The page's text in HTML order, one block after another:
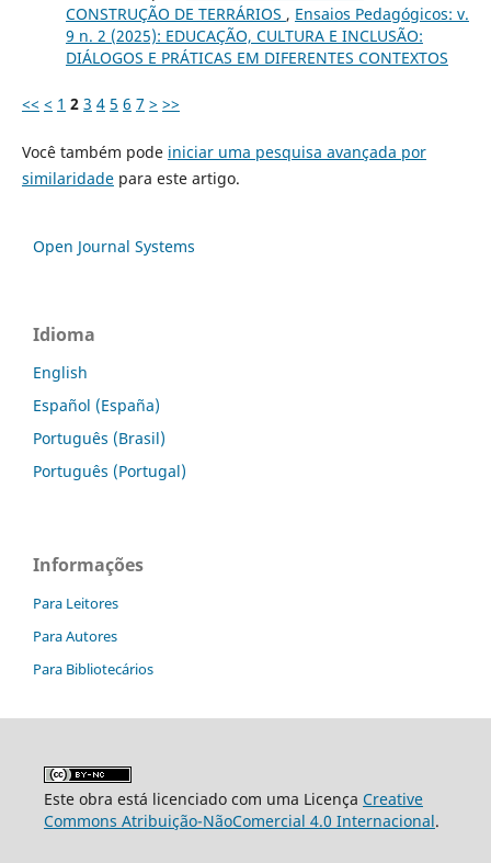
CONSTRUÇÃO DE TERRÁRIOS , Ensaios Pedagógicos: v.
9 n. 2 (2025): EDUCAÇÃO, CULTURA E INCLUSÃO:
DIÁLOGOS E PRÁTICAS EM DIFERENTES CONTEXTOS
<< < 1 2 3 4 5 6 7 > >>
Você também pode iniciar uma pesquisa avançada por
similaridadepara este artigo.
Open Journal Systems
Idioma
English
Español (España)
Português (Brasil)
Português (Portugal)
Informações
Para Leitores
Para Autores
Para Bibliotecários
Este obra está licenciado com uma Licença Creative
Commons Atribuição-NãoComercial 4.0 Internacional.